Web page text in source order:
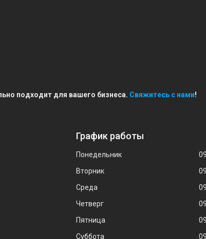
подходит для вашего бизнеса. Свяжитесь с нами!
График работы
Понедельник
Вторник
Среда
Четверг
Пятница
Суббота